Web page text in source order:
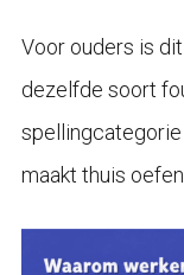
Voor ouders is
dezelfde soort
maakt thuis